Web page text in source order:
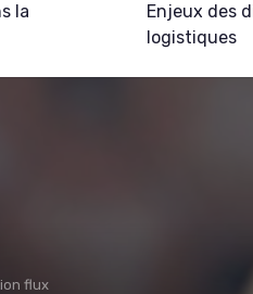
la
Enjeux des
logistiques
flux